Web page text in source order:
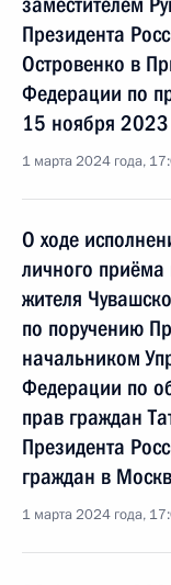
Президента
Островенко в
Федерации по
15 ноября 2023
1 марта 2024 года,
О ходе
личного
жителя
по поручению
начальником
Федерации по
прав граждан
Президента
граждан в
1 марта 2024 года,